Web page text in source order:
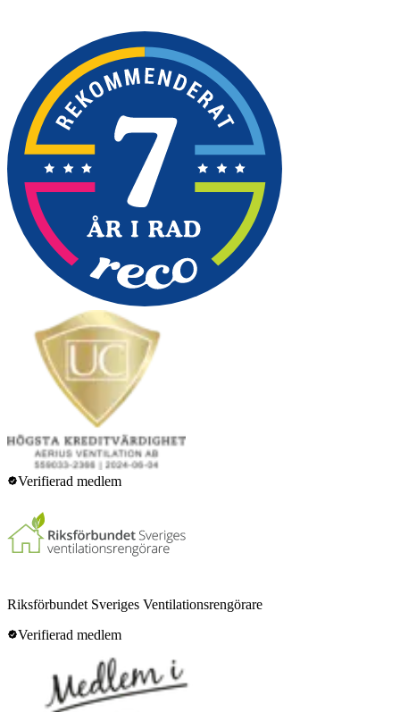
Verifierad medlem
Riksförbundet Sveriges Ventilationsrengörare
Verifierad medlem